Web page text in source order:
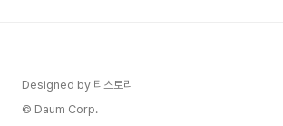
Designed by 티스토리
© Daum Corp.